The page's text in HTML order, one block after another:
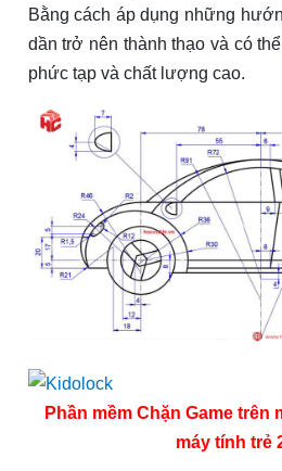
Bằng cách áp dụng những
dần trở nên thành thạo và có
phức tạp và chất lượng cao.
Phần mềm Chặn Game trên
máy tính trẻ